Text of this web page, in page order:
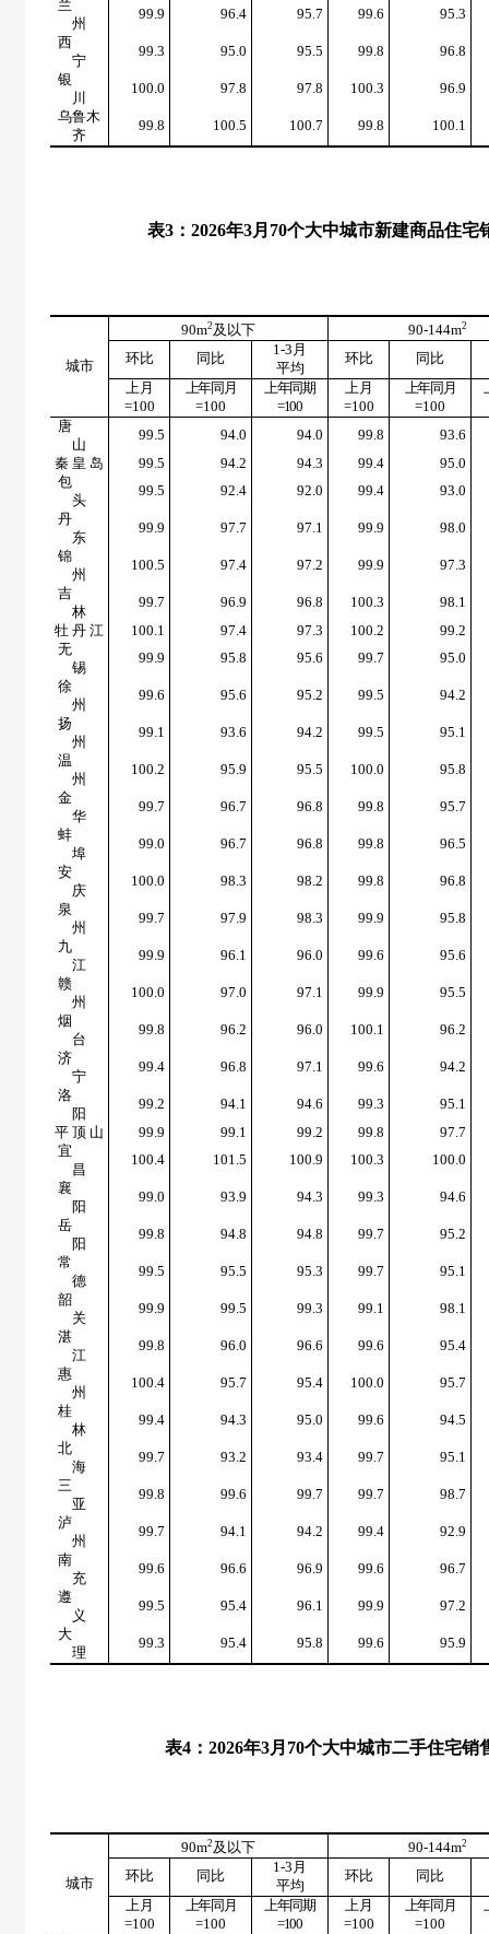
兰
州
99.9 96.4 95.7 99.6
95.3
西
宁
99.3 95.0 95.5 99.8
96.8
银
川
100.0 97.8 97.8 100.3
96.9
乌鲁木
齐
99.8 100.5 100.7 99.8 100.1
表3 ： 2026年3月 70个大中城市新建商品住宅
城市
90m2 及以下 90-144m2
环比 同比
1-3 月
平均
环比
同比
上月
=100
上年同月
=100
上年同期
=100
上月
=100
上年同月
=100
唐
山
99.5 94.0 94.0 99.8
93.6
秦 皇 岛
99.5 94.2 94.3 99.4
95.0
包
头
99.5 92.4 92.0 99.4
93.0
丹
东
99.9 97.7 97.1 99.9
98.0
锦
州
100.5 97.4 97.2 99.9
97.3
吉
林
99.7 96.9 96.8 100.3
98.1
牡 丹 江
100.1 97.4 97.3 100.2
99.2
无
锡
99.9 95.8 95.6 99.7
95.0
徐
州
99.6 95.6 95.2 99.5
94.2
扬
州
99.1 93.6 94.2 99.5
95.1
温
州
100.2 95.9 95.5 100.0
95.8
金
华
99.7 96.7 96.8 99.8
95.7
蚌
埠
99.0 96.7 96.8 99.8
96.5
安
庆
100.0 98.3 98.2 99.8
96.8
泉
州
99.7 97.9 98.3 99.9
95.8
九
江
99.9 96.1 96.0 99.6
95.6
赣
州
100.0 97.0 97.1 99.9
95.5
烟
台
99.8 96.2 96.0 100.1
96.2
济
宁
99.4 96.8 97.1 99.6
94.2
洛
阳
99.2 94.1 94.6 99.3
95.1
平 顶 山
99.9 99.1 99.2 99.8
97.7
宜
昌
100.4 101.5 100.9 100.3
100.0
襄
阳
99.0 93.9 94.3 99.3
94.6
岳
阳
99.8 94.8 94.8 99.7
95.2
常
德
99.5 95.5 95.3 99.7
95.1
韶
关
99.9 99.5 99.3 99.1
98.1
湛
江
99.8 96.0 96.6 99.6
95.4
惠
州
100.4 95.7 95.4 100.0
95.7
桂
林
99.4 94.3 95.0 99.6
94.5
北
海
99.7 93.2 93.4 99.7
95.1
三
亚
99.8 99.6 99.7 99.7
98.7
泸
州
99.7 94.1 94.2 99.4
92.9
南
充
99.6 96.6 96.9 99.6
96.7
遵
义
99.5 95.4 96.1 99.9
97.2
大
理
99.3 95.4 95.8 99.6 95.9
表4 ： 2026年3月 70个大中城市二手住宅销
城市
90m2 及以下 90-144m2
环比 同比
1-3 月
平均
环比
同比
上月
=100
上年同月
=100
上年同期
=100
上月
=100
上年同月
=100